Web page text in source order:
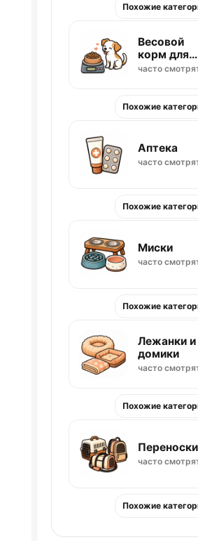
Похожие
Весовой
корм для
собак
часто
Похожие
Аптека
часто
Похожие
Миски
часто
Похожие
Лежанки и
домики
часто
Похожие
Переноски
часто
Похожие